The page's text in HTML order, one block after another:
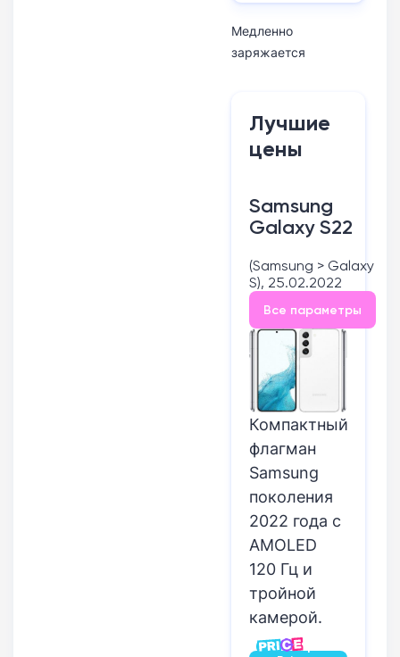
Медленно
заряжается
Лучшие
цены
Samsung
Galaxy S22
(Samsung > Galaxy
S), 25.02.2022
Все параметры
Компактный
флагман
Samsung
поколения
2022 года с
AMOLED
120 Гц и
тройной
камерой.
Посмотреть